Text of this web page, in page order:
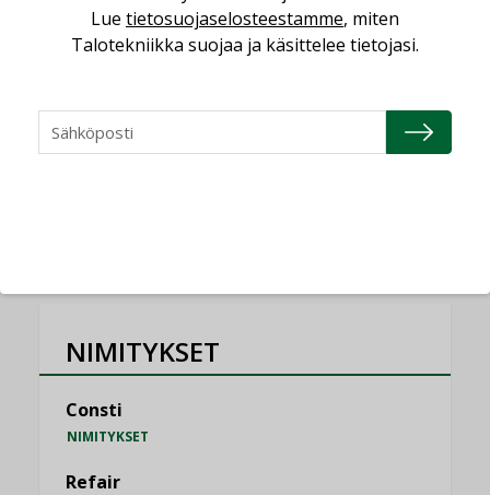
saatavien tietojen vertailukelpoisuus?
KOLUMNI
jämähtänyt ajassa paikalleen
MIELIPIDE
NIMITYKSET
Consti
NIMITYKSET
Refair
Lue tietosuojaselosteestamme, miten
Talotekniikka suojaa ja käsittelee tietojasi.